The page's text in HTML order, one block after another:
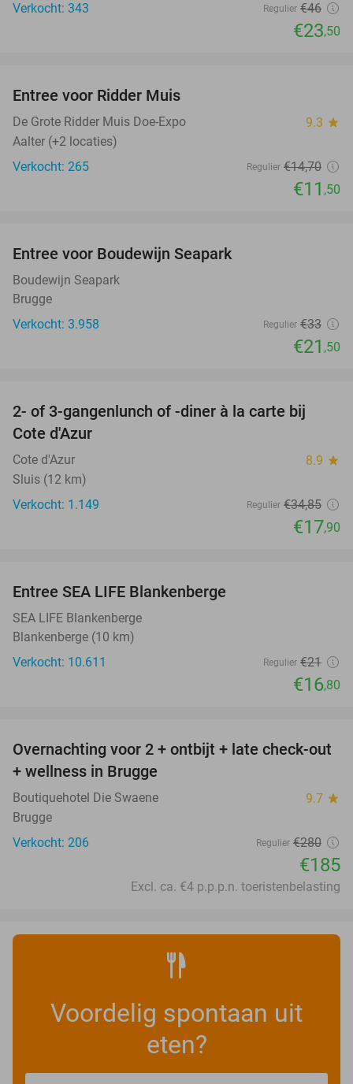
Verkocht: 343 Regulier €46
€23,50
TODAY
Entree voor Ridder Muis
De Grote Ridder Muis Doe-Expo 9.3 star
Aalter (+2 locaties)
Verkocht: 265
Regulier €14,70
€11 ,50
Entree voor Boudewijn Seapark
Boudewijn Seapark
Brugge
Verkocht: 3.958
Regulier €33
€21 ,50
49%
2- of 3-gangenlunch of -diner à la carte bij
Cote d'Azur
Cote d'Azur 8.9 star
Sluis (12 km)
Verkocht: 1.149
Regulier €34,85
€17,90
Entree SEA LIFE Blankenberge
SEA LIFE Blankenberge
Blankenberge (10 km)
Verkocht: 10.611
Regulier €21
€16,80
34%
Overnachting voor 2 + ontbijt + late check-out
+ wellness in Brugge
Boutiquehotel Die Swaene 9.7 star
Brugge
Verkocht: 206
Regulier €280
€185
Excl. ca. €4 p.p.p.n. toeristenbelasting
Voordelig spontaan uit
eten?